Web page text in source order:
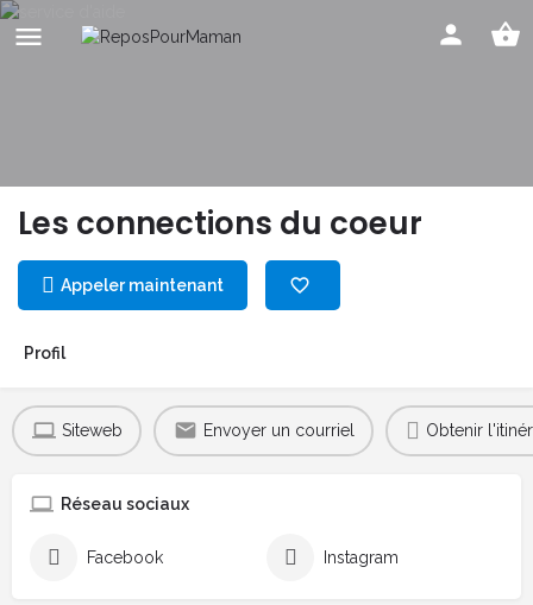
Les connections du coeur
Appeler maintenant
Profil
Siteweb Envoyer un courriel Obtenir
Réseau sociaux
Facebook Instagram